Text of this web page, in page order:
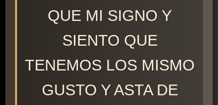
QUE MI SIGNO Y
SIENTO QUE
TENEMOS LOS MISMO
GUSTO Y ASTA DE